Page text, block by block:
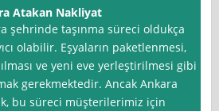
Atakan Nakliyat
şehrinde taşınma süreci oldukça
olabilir. Eşyaların paketlenmesi,
ve yeni eve yerleştirilmesi gibi
gerekmektedir. Ancak Ankara
bu süreci müşterilerimiz için